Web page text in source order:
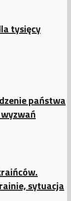
tysięcy
państwa
sytuacja